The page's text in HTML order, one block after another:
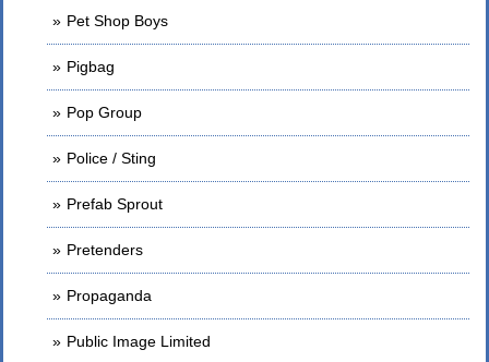
Pet Shop Boys
Pigbag
Pop Group
Police / Sting
Prefab Sprout
Pretenders
Propaganda
Public Image Limited